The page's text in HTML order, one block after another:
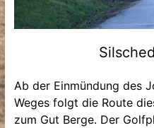
Ab der Einmündung des
Weges folgt die Route
zum Gut Berge. Der